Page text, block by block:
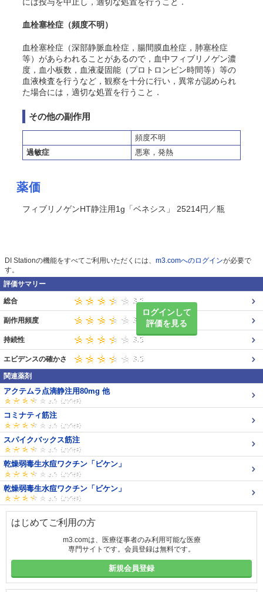
血栓塞栓症 （頻度不明）
血栓塞栓症（深部静脈血栓症，腸間膜血栓症，肺塞栓症
等）があらわれることがあるので，血中フィブリノゲン濃
度，血小板数，血液凝固能（プロトロンビン時間等）等の
血液検査を行うなど，観察を十分に行い，異常が認められ
た場合には，適切な処置を行うこと．
その他の副作用
頻度不明
過敏症
悪寒，発熱
薬価
フィブリノゲンHT静注用1g「ベネシス」 25214円／瓶
DI Stationの機能をすべてご利用いただくには、 m3.comへのログインが必要で
す。
評価サマリー
ログインして
評価を見る
総合
副作用頻度
持続性
エビデンスの確かさ
関連薬剤
アクテムラ点滴静注用80mg 他
コミナティ筋注
スパイクバックス筋注
乾燥弱毒生水痘ワクチン「ビケン」
乾燥弱毒生水痘ワクチン「ビケン」
はじめてご利用の方
m3.comは、医療従事者のみ利用可能な医療
専門サイトです。会員登録は無料です。
新規会員登録